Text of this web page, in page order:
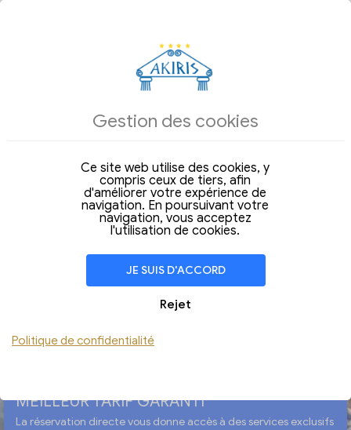
Départ
07
Ajouter Chambre
MEILLEUR TARIF GARANTI
La réservation directe vous donne accès à des services exclusifs
Gestion des cookies
Ce site web utilise des cookies, y
compris ceux de tiers, afin
d'améliorer votre expérience de
navigation. En poursuivant votre
navigation, vous acceptez
l'utilisation de cookies.
JE SUIS D'ACCORD
Rejet
Politique de confidentialité